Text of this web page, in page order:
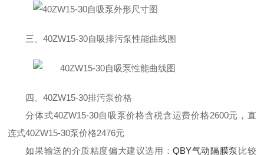
三、40ZW15-30自吸排污泵性能曲线图
四、40ZW15-30排污泵价格
分体式40ZW15-30自吸泵价格含税含运费价格2600元，直
连式40ZW15-30泵价格2476元
如果输送的介质粘度偏大建议选用：QBY气动隔膜泵 比较